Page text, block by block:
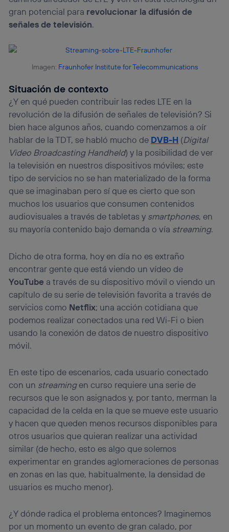
gran potencial para revolucionar la difusión de
señales de televisión.
Imagen: Fraunhofer Institute for Telecommunications
Situación de contexto
¿Y en qué pueden contribuir las redes LTE en la
revolución de la difusión de señales de televisión? Si
bien hace algunos años, cuando comenzamos a oír
hablar de la TDT, se habló mucho de DVB-H (Digital
Video Broadcasting Handheld) y la posibilidad de ver
la televisión en nuestros dispositivos móviles; este
tipo de servicios no se han materializado de la forma
que se imaginaban pero sí que es cierto que son
muchos los usuarios que consumen contenidos
audiovisuales a través de tabletas y smartphones, en
su mayoría contenido bajo demanda o vía streaming.
Dicho de otra forma, hoy en día no es extraño
encontrar gente que está viendo un vídeo de
YouTube a través de su dispositivo móvil o viendo un
capítulo de su serie de televisión favorita a través de
servicios como Netflix; una acción cotidiana que
podemos realizar conectados una red Wi-Fi o bien
usando la conexión de datos de nuestro dispositivo
móvil.
En este tipo de escenarios, cada usuario conectado
con un streamingen curso requiere una serie de
recursos que le son asignados y, por tanto, merman la
capacidad de la celda en la que se mueve este usuario
y hacen que queden menos recursos disponibles para
otros usuarios que quieran realizar una actividad
similar (de hecho, esto es algo que solemos
experimentar en grandes aglomeraciones de personas
en zonas en las que, habitualmente, la densidad de
usuarios es mucho menor).
¿Y dónde radica el problema entonces? Imaginemos
por un momento un evento de gran calado, por
actividades de navegación de los miembros del hogar
que hayan dado su consentimiento.
navegación del usuario del móvil.
Puedes gestionar los consentimientos Utiq seleccionando
visitando el portal de privacidad de Utiq
(“consenthub”)
. Para más información, consulta
la política de privacidad de Utiq